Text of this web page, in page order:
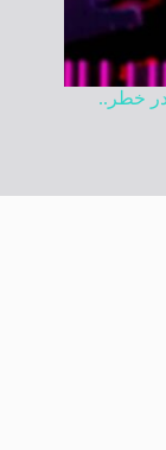
خطر..